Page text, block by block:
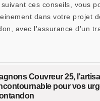
ces conseils, vous
dans votre projet
avec l'assurance d'un
Couvreur 25,
pour vos